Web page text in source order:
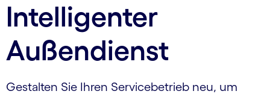
Intelligenter
Außendienst
Gestalten Sie Ihren Servicebetrieb neu, um